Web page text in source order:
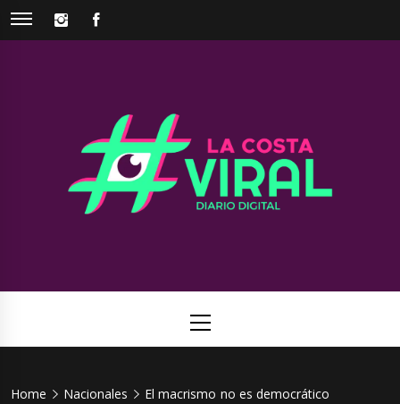
Skip
INSTAGRAM
Viral
Menu
Home Nacionales El macrismo no es democrático